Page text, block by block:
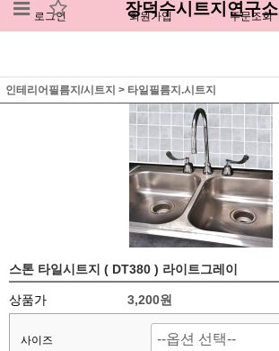
로그인 회원가입 주문조회
장덕수시트지연구소
인테리어필름지/시트지 > 타일필름지.시트지
스톤 타일시트지 ( DT380 ) 라이트그레이
상품가 3,200원
사이즈